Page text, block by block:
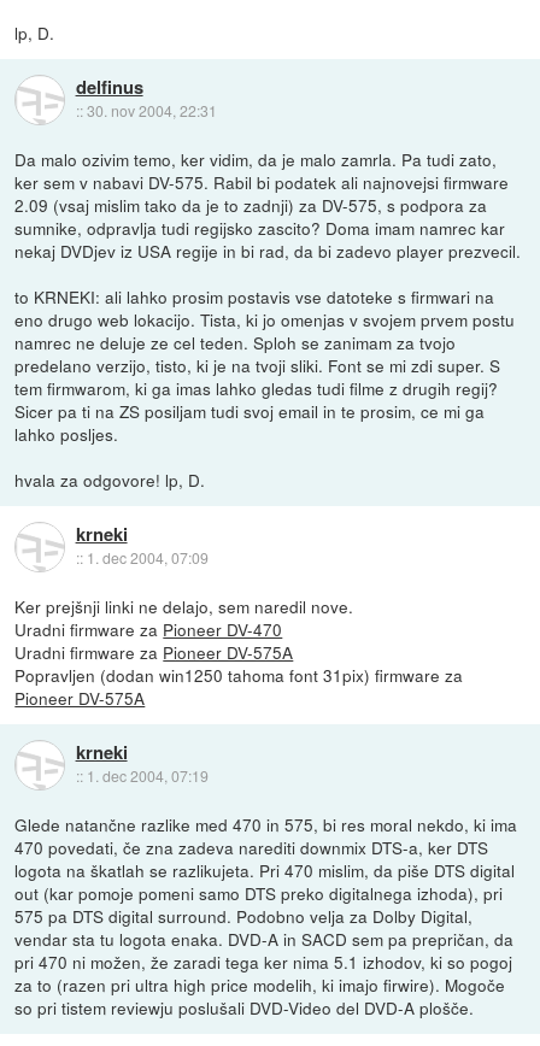
lp, D.
delfinus
::30. nov 2004, 22:31
Da malo ozivim temo, ker vidim, da je malo zamrla. Pa tudi zato,
ker sem v nabavi DV-575. Rabil bi podatek ali najnovejsi firmware
2.09 (vsaj mislim tako da je to zadnji) za DV-575, s podpora za
sumnike, odpravlja tudi regijsko zascito? Doma imam namrec kar
nekaj DVDjev iz USA regije in bi rad, da bi zadevo player prezvecil.
to KRNEKI: ali lahko prosim postavis vse datoteke s firmwari na
eno drugo web lokacijo. Tista, ki jo omenjas v svojem prvem postu
namrec ne deluje ze cel teden. Sploh se zanimam za tvojo
predelano verzijo, tisto, ki je na tvoji sliki. Font se mi zdi super. S
tem firmwarom, ki ga imas lahko gledas tudi filme z drugih regij?
Sicer pa ti na ZS posiljam tudi svoj email in te prosim, ce mi ga
lahko posljes.
hvala za odgovore! lp, D.
krneki
:: 1. dec 2004, 07:09
Ker prejšnji linki ne delajo, sem naredil nove.
Uradni firmware za Pioneer DV-470
Uradni firmware za Pioneer DV-575A
Popravljen (dodan win1250 tahoma font 31pix) firmware za
Pioneer DV-575A
krneki
:: 1. dec 2004, 07:19
Glede natančne razlike med 470 in 575, bi res moral nekdo, ki ima
470 povedati, če zna zadeva narediti downmix DTS-a, ker DTS
logota na škatlah se razlikujeta. Pri 470 mislim, da piše DTS digital
out (kar pomoje pomeni samo DTS preko digitalnega izhoda), pri
575 pa DTS digital surround. Podobno velja za Dolby Digital,
vendar sta tu logota enaka. DVD-A in SACD sem pa prepričan, da
pri 470 ni možen, že zaradi tega ker nima 5.1 izhodov, ki so pogoj
za to (razen pri ultra high price modelih, ki imajo firwire). Mogoče
so pri tistem reviewju poslušali DVD-Video del DVD-A plošče.